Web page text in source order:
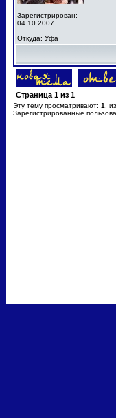
Зарегистрирован:
04.10.2007
Откуда: Уфа
Страница 1 из 1
Эту тему просматривают: 1
,
Зарегистрированные